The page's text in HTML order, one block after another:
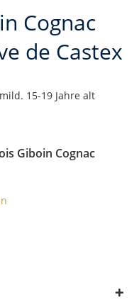
Cognac
de Castex
15-19 Jahre alt
Giboin Cognac